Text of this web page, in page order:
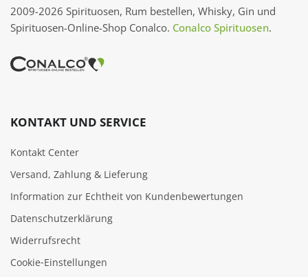
2009-2026 Spirituosen, Rum bestellen, Whisky, Gin und
Spirituosen-Online-Shop Conalco. Conalco Spirituosen.
KONTAKT UND SERVICE
Kontakt Center
Versand, Zahlung & Lieferung
Information zur Echtheit von Kundenbewertungen
Datenschutzerklärung
Widerrufsrecht
Cookie‑Einstellungen